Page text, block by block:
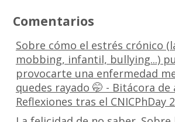
Comentarios
Sobre cómo el estrés crónico
mobbing, infantil, bullying...)
provocarte una enfermedad
quedes rayado 🤭 - Bitácora
Reflexiones tras el CNICPhDay